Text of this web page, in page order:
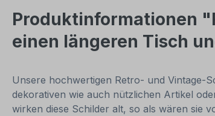
Produktinformationen
einen längeren Tisch
Unsere hochwertigen Retro- und Vintage-
dekorativen wie auch nützlichen Artikel
wirken diese Schilder alt, so als wären sie